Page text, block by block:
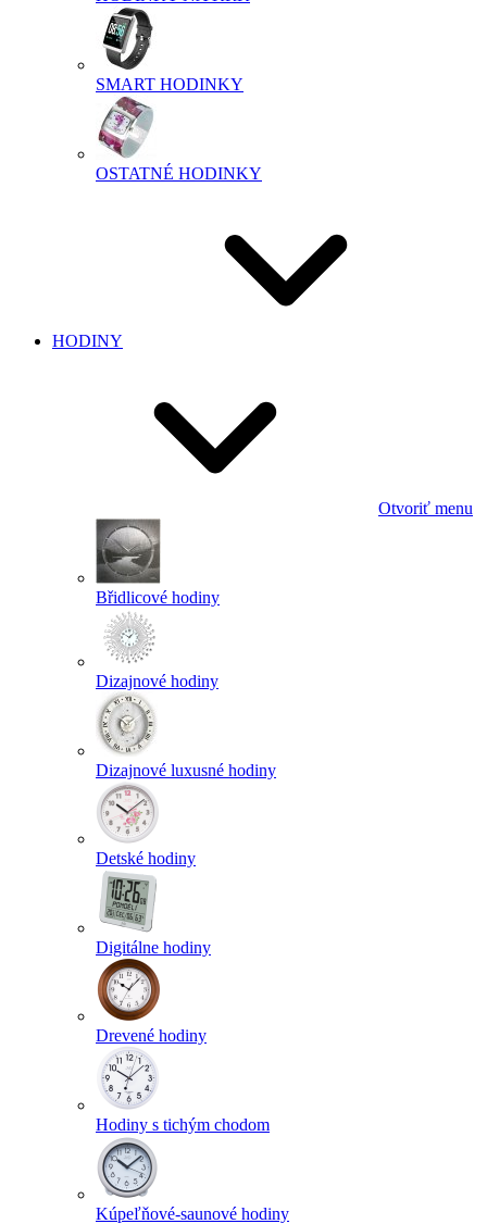
SMART HODINKY
OSTATNÉ HODINKY
HODINY
Otvoriť menu
Břidlicové hodiny
Dizajnové hodiny
Dizajnové luxusné hodiny
Detské hodiny
Digitálne hodiny
Drevené hodiny
Hodiny s tichým chodom
Kúpeľňové-saunové hodiny